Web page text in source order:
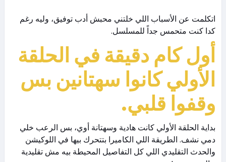
اتكلمت عن الأسباب اللي خلتني محبش أدب توفيق، وليه رغم
كدا كنت متحمس جداً للمسلسل.
أول كام دقيقة في الحلقة
الأولي كانوا سهتانين بس
وقفوا قلبي.
بداية الحلقة الأولي كانت هادية وسهتانة أوي، بس الرعب خلي
دمي نشف. الطريقة اللي الكاميرا بتتحرك بيها في اللوكيشن
والحدث التقليدي اللي كل التفاصيل المحيطة بيه مش تقليدية